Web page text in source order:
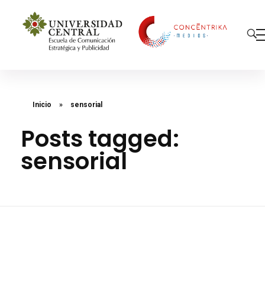
Inicio » sensorial
Posts tagged:
sensorial